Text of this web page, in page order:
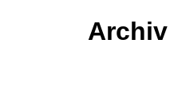
Archiv